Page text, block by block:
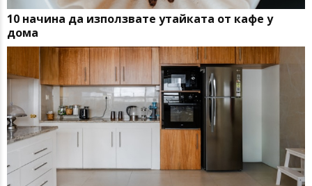
10 начина да използвате утайката от кафе у
дома